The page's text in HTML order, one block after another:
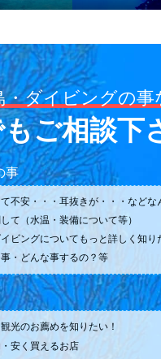
・ダイビングの事
ご相談下
事
不安・・・耳抜きが・・・などな
て（水温・装備について等）
ビングについてもっと詳しく知り
・どんな事するの？等
光のお薦めを知りたい！
安く買えるお店